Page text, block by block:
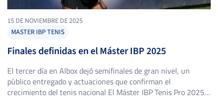
15 DE NOVIEMBRE DE 2025
MASTER IBP TENIS
Finales definidas en el Máster IBP 2025
El tercer día en Albox dejó semifinales de gran nivel, un
público entregado y actuaciones que confirman el
crecimiento del tenis nacional El Máster IBP Tenis Pro 2025